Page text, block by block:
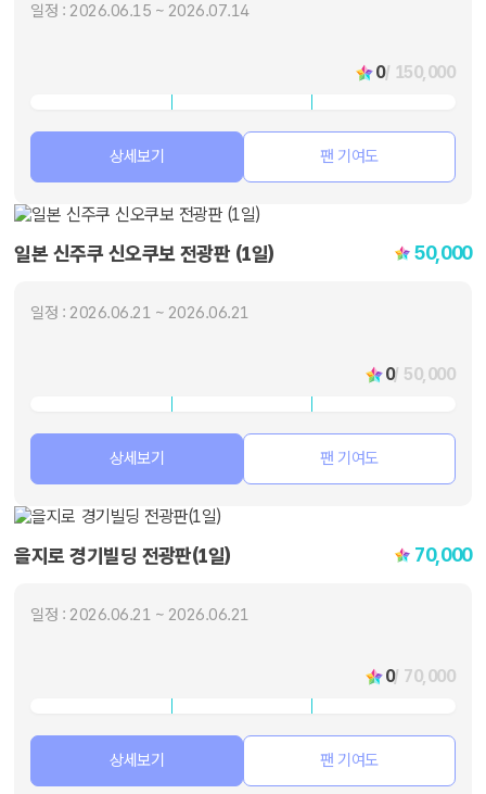
일정 : 2026.06.15 ~ 2026.07.14
0/ 150,000
상세보기 팬 기여도
일본 신주쿠 신오쿠보 전광판 (1일) 50,000
일정 : 2026.06.21 ~ 2026.06.21
0/ 50,000
상세보기 팬 기여도
을지로 경기빌딩 전광판(1일) 70,000
일정 : 2026.06.21 ~ 2026.06.21
0/ 70,000
상세보기 팬 기여도